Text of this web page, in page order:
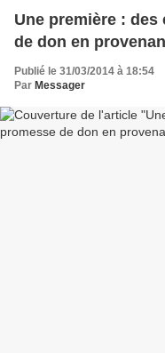
Une première :
de don en
Publié le 31/03/2014 à 18:54
Par Messager